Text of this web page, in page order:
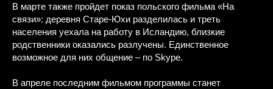
В марте также пройдет показ польского фильма «На
связи»: деревня Старе-Юхи разделилась и треть
населения уехала на работу в Исландию, близкие
родственники оказались разлучены. Единственное
возможное для них общение – по Skype.
В апреле последним фильмом программы станет